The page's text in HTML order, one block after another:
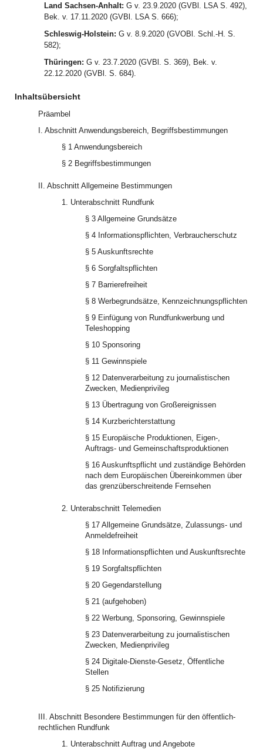
Land Sachsen-Anhalt: G v. 23.9.2020 (GVBl. LSA S. 492),
Bek. v. 17.11.2020 (GVBl. LSA S. 666);
Schleswig-Holstein: G v. 8.9.2020 (GVOBl. Schl.-H. S.
582);
Thüringen: G v. 23.7.2020 (GVBl. S. 369), Bek. v.
22.12.2020 (GVBl. S. 684).
Inhaltsübersicht
Präambel
I. Abschnitt Anwendungsbereich, Begriffsbestimmungen
§ 1 Anwendungsbereich
§ 2 Begriffsbestimmungen
II. Abschnitt Allgemeine Bestimmungen
1. Unterabschnitt Rundfunk
§ 3 Allgemeine Grundsätze
§ 4 Informationspflichten, Verbraucherschutz
§ 5 Auskunftsrechte
§ 6 Sorgfaltspflichten
§ 7 Barrierefreiheit
§ 8 Werbegrundsätze, Kennzeichnungspflichten
§ 9 Einfügung von Rundfunkwerbung und
Teleshopping
§ 10 Sponsoring
§ 11 Gewinnspiele
§ 12 Datenverarbeitung zu journalistischen
Zwecken, Medienprivileg
§ 13 Übertragung von Großereignissen
§ 14 Kurzberichterstattung
§ 15 Europäische Produktionen, Eigen-,
Auftrags- und Gemeinschaftsproduktionen
§ 16 Auskunftspflicht und zuständige Behörden
nach dem Europäischen Übereinkommen über
das grenzüberschreitende Fernsehen
2. Unterabschnitt Telemedien
§ 17 Allgemeine Grundsätze, Zulassungs- und
Anmeldefreiheit
§ 18 Informationspflichten und Auskunftsrechte
§ 19 Sorgfaltspflichten
§ 20 Gegendarstellung
§ 21 (aufgehoben)
§ 22 Werbung, Sponsoring, Gewinnspiele
§ 23 Datenverarbeitung zu journalistischen
Zwecken, Medienprivileg
§ 24 Digitale-Dienste-Gesetz, Öffentliche
Stellen
§ 25 Notifizierung
III. Abschnitt Besondere Bestimmungen für den öffentlich-
rechtlichen Rundfunk
1. Unterabschnitt Auftrag und Angebote